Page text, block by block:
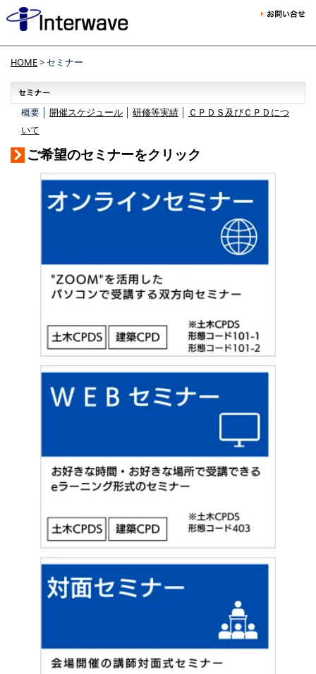
HOME> セミナー
概要 │ 開催スケジュール 研修等実績
ＣＰＤＳ及びＣＰＤにつ
いて
ご希望のセミナーをクリック